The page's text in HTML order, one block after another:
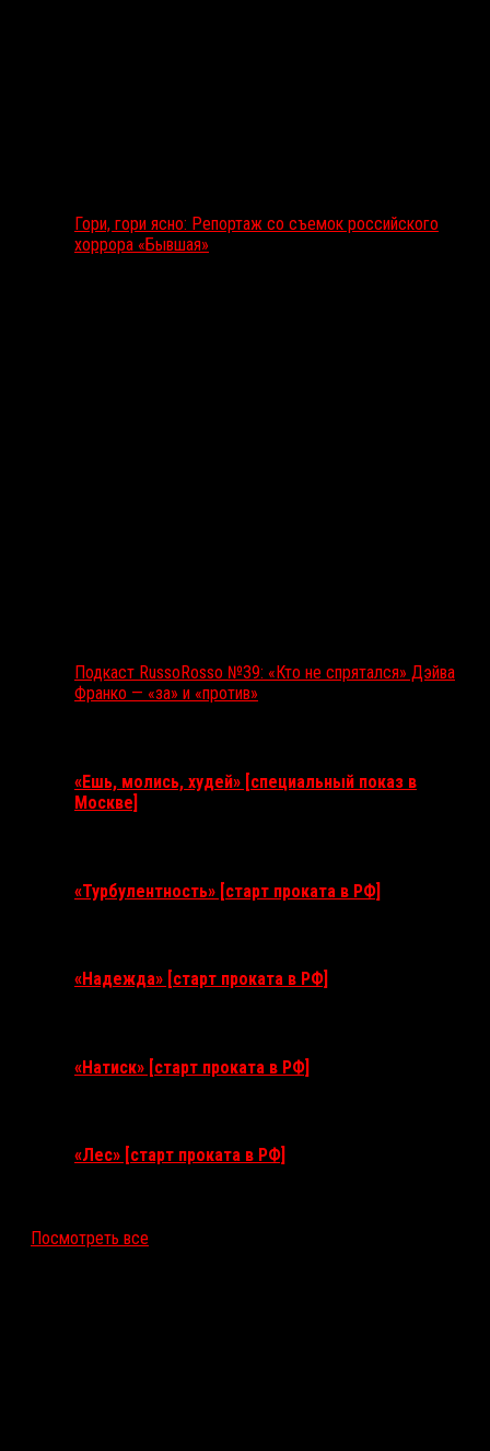
Гори, гори ясно: Репортаж со съемок российского
хоррора «Бывшая»
Подкаст RussoRosso №39: «Кто не спрятался» Дэйва
Франко — «за» и «против»
«Ешь, молись, худей» [специальный показ в
Москве]
«Турбулентность» [старт проката в РФ]
«Надежда» [старт проката в РФ]
«Натиск» [старт проката в РФ]
«Лес» [старт проката в РФ]
Посмотреть все